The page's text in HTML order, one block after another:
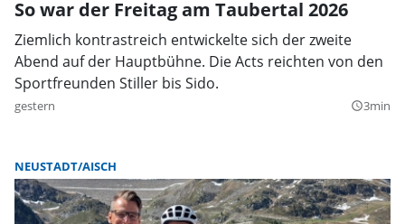
So war der Freitag am Taubertal 2026
Ziemlich kontrastreich entwickelte sich der zweite
Abend auf der Hauptbühne. Die Acts reichten von den
Sportfreunden Stiller bis Sido.
gestern query_builder3min
NEUSTADT/AISCH